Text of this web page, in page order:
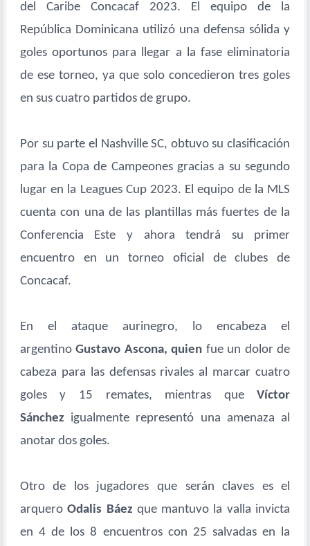
del Caribe Concacaf 2023. El equipo de la
República Dominicana utilizó una defensa sólida y
goles oportunos para llegar a la fase eliminatoria
de ese torneo, ya que solo concedieron tres goles
en sus cuatro partidos de grupo.
Por su parte el Nashville SC, obtuvo su clasificación
para la Copa de Campeones gracias a su segundo
lugar en la Leagues Cup 2023. El equipo de la MLS
cuenta con una de las plantillas más fuertes de la
Conferencia Este y ahora tendrá su primer
encuentro en un torneo oficial de clubes de
Concacaf.
En el ataque aurinegro, lo encabeza el
argentinoGustavo Ascona, quien fue un dolor de
cabeza para las defensas rivales al marcar cuatro
goles y 15 remates, mientras queVíctor
Sánchez igualmente representó una amenaza al
anotar dos goles.
Otro de los jugadores que serán claves es el
arqueroOdalis Báez que mantuvo la valla invicta
en 4 de los 8 encuentros con 25 salvadas en la